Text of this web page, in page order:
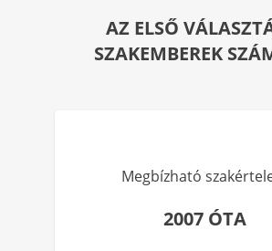
AZ ELSŐ
SZAKEMBEREK
Megbízható
2007 ÓTA